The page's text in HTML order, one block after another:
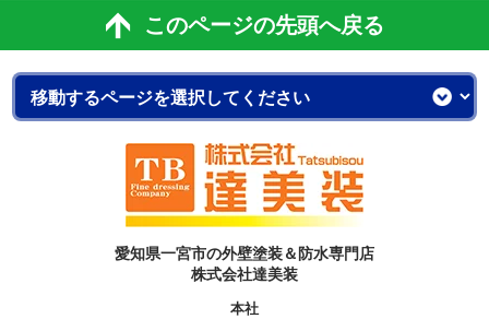
このページの先頭へ戻る
愛知県一宮市の外壁塗装＆防水専門店
株式会社達美装
本社